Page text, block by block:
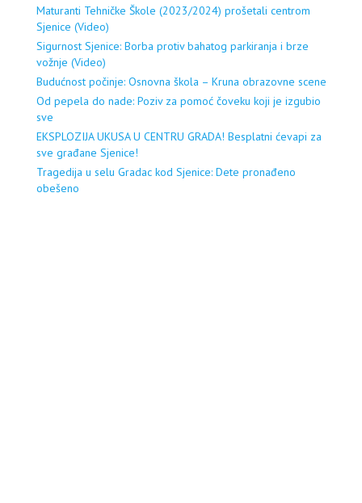
Maturanti Tehničke Škole (2023/2024) prošetali centrom
Sjenice (Video)
Sigurnost Sjenice: Borba protiv bahatog parkiranja i brze
vožnje (Video)
Budućnost počinje: Osnovna škola – Kruna obrazovne scene
Od pepela do nade: Poziv za pomoć čoveku koji je izgubio
sve
EKSPLOZIJA UKUSA U CENTRU GRADA! Besplatni ćevapi za
sve građane Sjenice!
Tragedija u selu Gradac kod Sjenice: Dete pronađeno
obešeno